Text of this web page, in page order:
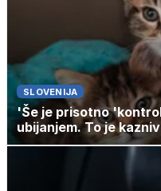
SLOVENIJA
'Še je prisotno
ubijanjem. To je